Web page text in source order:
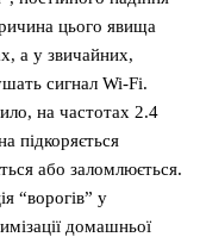
цього явища
а у звичайних,
сигнал Wi-Fi.
на частотах 2.4
підкоряється
або заломлюється.
“ворогів” у
домашньої